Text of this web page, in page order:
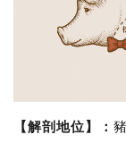
【解剖地位】 ：